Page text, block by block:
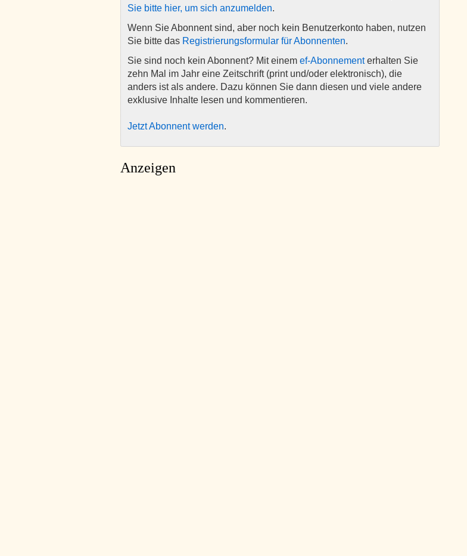
Sie bitte hier, um sich anzumelden.
Wenn Sie Abonnent sind, aber noch kein Benutzerkonto haben, nutzen
Sie bitte das Registrierungsformular für Abonnenten.
Sie sind noch kein Abonnent? Mit einem ef-Abonnementerhalten Sie
zehn Mal im Jahr eine Zeitschrift (print und/oder elektronisch), die
anders ist als andere. Dazu können Sie dann diesen und viele andere
exklusive Inhalte lesen und kommentieren.
Jetzt Abonnent werden.
Anzeigen